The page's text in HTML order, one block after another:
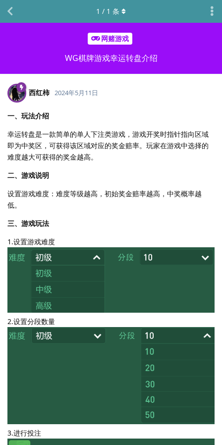
网赌游戏
WG棋牌游戏幸运转盘介绍
1 / 1 条
西红柿 2024年5月11日
一、玩法介绍
幸运转盘是一款简单的单人下注类游戏，游戏开奖时指针指向区域
即为中奖区，可获得该区域对应的奖金赔率。玩家在游戏中选择的
难度越大可获得的奖金越高。
二、游戏说明
设置游戏难度：难度等级越高，初始奖金赔率越高，中奖概率越
低。
三、游戏玩法
1.设置游戏难度
2.设置分段数量
3.进行投注